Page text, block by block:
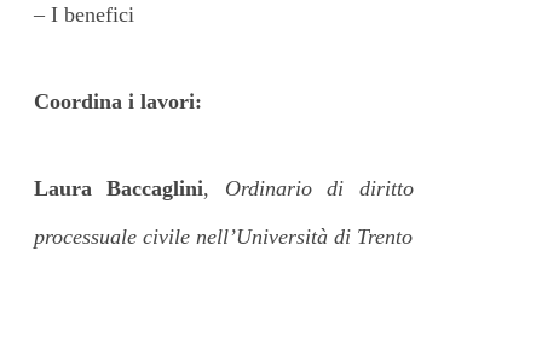
– I benefici
Coordina i lavori:
Laura Baccaglini, Ordinario di diritto
processuale civile nell’Università di Trento